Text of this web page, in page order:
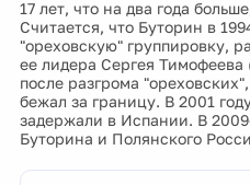
17 лет, что на два года
Считается, что Буторин в
"ореховскую" группировку,
ее лидера Сергея Тимофеева
после разгрома
бежал за границу. В 2001
задержали в Испании. В
Буторина и Полянского